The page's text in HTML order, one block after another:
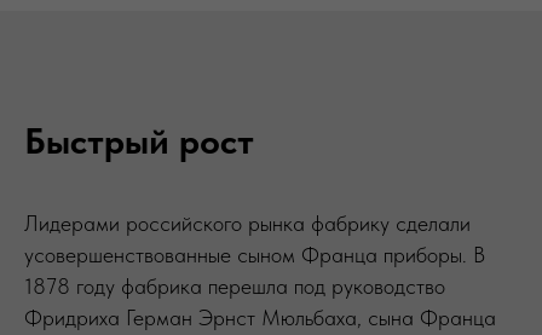
Быстрый рост
Лидерами российского рынка фабрику сделали
усовершенствованные сыном Франца приборы. В
1878 году фабрика перешла под руководство
Фридриха Герман Эрнст Мюльбаха, сына Франца